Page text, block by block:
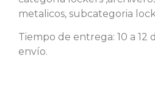
metalicos, subcategoria
Tiempo de entrega: 10 a 12
envío.